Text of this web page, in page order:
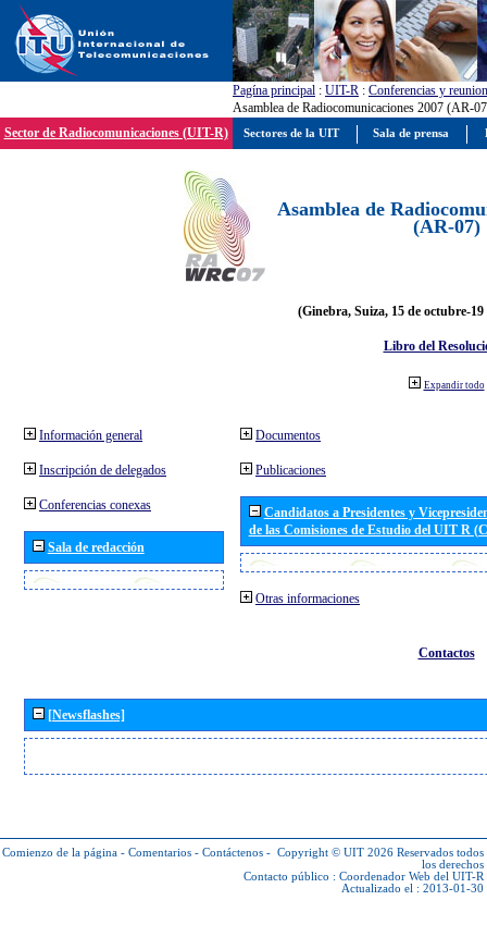
Pagína principal : UIT-R : Conferencias y
Asamblea de Radiocomunicaciones 2007 (AR-
Sector de Radiocomunicaciones (UIT-R)
Asamblea de
(AR-07)
(Ginebra, Suiza, 15 de octubre-19
Libro del
Expandir todo
Información general
Inscripción de delegados
Conferencias conexas
Sala de redacción
Documentos
Publicaciones
Candidatos a Presidentes y
de las Comisiones de Estudio del UIT R
Otras informaciones
Contactos
[Newsflashes]
Comienzo de la página - Comentarios - Contáctenos - Copyright © UIT 2026 Reservados todos
los derechos
Contacto público : Coordenador Web del UIT-R
Actualizado el : 2013-01-30
Sectores de la UIT Sala de prensa